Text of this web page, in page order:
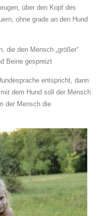
über den Kopf des
ohne grade an den Hund
den Mensch „größer“
Beine gespreizt
entspricht, dann
dem Hund soll der Mensch
der Mensch die